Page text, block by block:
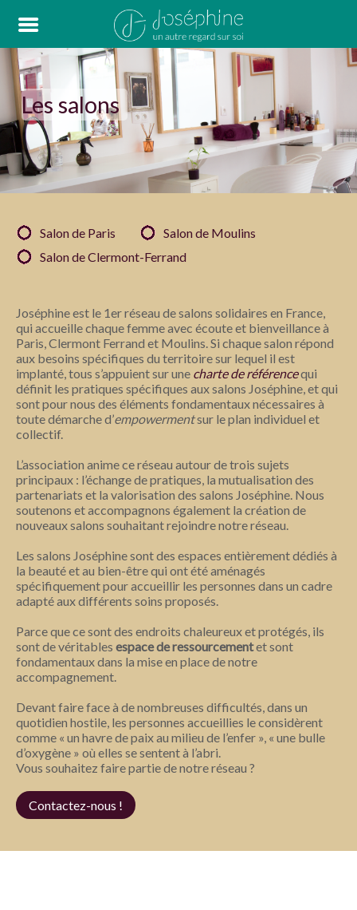
Les salons
Salon de Paris
Salon de Moulins
Salon de Clermont-Ferrand
Joséphine est le 1er réseau de salons solidaires en France,
qui accueille chaque femme avec écoute et bienveillance à
Paris, Clermont Ferrand et Moulins. Si chaque salon répond
aux besoins spécifiques du territoire sur lequel il est
implanté, tous s’appuient sur une charte de référencequi
définit les pratiques spécifiques aux salons Joséphine, et qui
sont pour nous des éléments fondamentaux nécessaires à
toute démarche d’empowermentsur le plan individuel et
collectif.
L’association anime ce réseau autour de trois sujets
principaux : l’échange de pratiques, la mutualisation des
partenariats et la valorisation des salons Joséphine. Nous
soutenons et accompagnons également la création de
nouveaux salons souhaitant rejoindre notre réseau.
Les salons Joséphine sont des espaces entièrement dédiés à
la beauté et au bien-être qui ont été aménagés
spécifiquement pour accueillir les personnes dans un cadre
adapté aux différents soins proposés.
Parce que ce sont des endroits chaleureux et protégés, ils
sont de véritables espace de ressourcementet sont
fondamentaux dans la mise en place de notre
accompagnement.
Devant faire face à de nombreuses difficultés, dans un
quotidien hostile, les personnes accueillies le considèrent
comme « un havre de paix au milieu de l’enfer », « une bulle
d’oxygène » où elles se sentent à l’abri.
Vous souhaitez faire partie de notre réseau ?
Contactez-nous !